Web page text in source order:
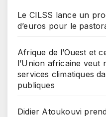
Le CILSS lance un
d’euros pour le
Afrique de l’Ouest et
l’Union africaine veut
services climatiques
publiques
Didier Atoukouvi